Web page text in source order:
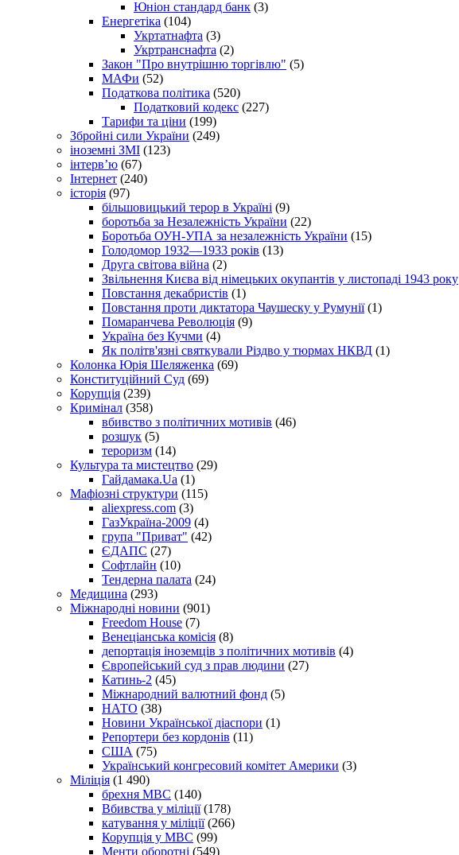
Юніон стандард банк (3)
Енергетіка (104)
Укртатнафта (3)
Укртранснафта (2)
Закон "Про внутрішню торгівлю" (5)
МАФи (52)
Податкова політика (520)
Податковий кодекс (227)
Тарифи та ціни (199)
Збройні сили України (249)
іноземні ЗМІ (123)
інтерв’ю (67)
Інтернет (240)
історія (97)
більшовицький терор в Україні (9)
боротьба за Незалежність України (22)
Боротьба ОУН-УПА за незалежність України (15)
Голодомор 1932—1933 років (13)
Друга світова війна (2)
Звільнення Києва від німецьких окупантів у листопаді 1943 року
Повстання декабристів (1)
Повстання проти диктатора Чаушеску у Румунії(1)
Помаранчева Революція (9)
Україна без Кучми (4)
Як політв'язні святкували Різдво у тюрмах НКВД (1)
Колонка Юрія Шеляженка (69)
Конституційний Суд (69)
Корупція (239)
Кримінал (358)
вбивство з політичних мотивів (46)
розшук (5)
тероризм (14)
Культура та мистецтво (29)
Гайдамака.Ua (1)
Мафіозні структури (115)
aliexpress.com (3)
ГазУкраїна-2009 (4)
група "Приват" (42)
ЄДАПС (27)
Софтлайн (10)
Тендерна палата (24)
Медицина (293)
Міжнародні новини (901)
Freedom House (7)
Венеціанська комісія (8)
депортація іноземців з політичних мотивів (4)
Європейський суд з прав людини (27)
Катинь-2 (45)
Міжнародний валютний фонд (5)
НАТО (38)
Новини Української діаспори (1)
Репортери без кордонів (11)
США (75)
Український конгресовий комітет Америки (3)
Міліція (1 490)
брехня МВС (140)
Вбивства у міліції(178)
катування у міліції(266)
Корупція у МВС (99)
Менти оборотні (549)